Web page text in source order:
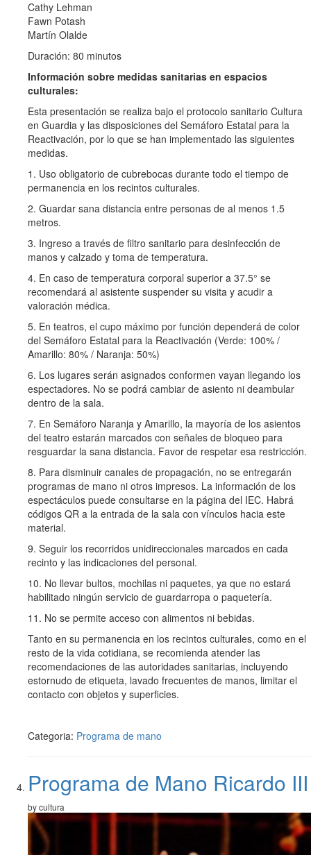
Cathy Lehman
Fawn Potash
Martín Olalde
Duración: 80 minutos
Información sobre medidas sanitarias en espacios
culturales:
Esta presentación se realiza bajo el protocolo sanitario Cultura
en Guardia y las disposiciones del Semáforo Estatal para la
Reactivación, por lo que se han implementado las siguientes
medidas.
1. Uso obligatorio de cubrebocas durante todo el tiempo de
permanencia en los recintos culturales.
2. Guardar sana distancia entre personas de al menos 1.5
metros.
3. Ingreso a través de filtro sanitario para desinfección de
manos y calzado y toma de temperatura.
4. En caso de temperatura corporal superior a 37.5° se
recomendará al asistente suspender su visita y acudir a
valoración médica.
5. En teatros, el cupo máximo por función dependerá de color
del Semáforo Estatal para la Reactivación (Verde: 100% /
Amarillo: 80% / Naranja: 50%)
6. Los lugares serán asignados conformen vayan llegando los
espectadores. No se podrá cambiar de asiento ni deambular
dentro de la sala.
7. En Semáforo Naranja y Amarillo, la mayoría de los asientos
del teatro estarán marcados con señales de bloqueo para
resguardar la sana distancia. Favor de respetar esa restricción.
8. Para disminuir canales de propagación, no se entregarán
programas de mano ni otros impresos. La información de los
espectáculos puede consultarse en la página del IEC. Habrá
códigos QR a la entrada de la sala con vínculos hacia este
material.
9. Seguir los recorridos unidireccionales marcados en cada
recinto y las indicaciones del personal.
10. No llevar bultos, mochilas ni paquetes, ya que no estará
habilitado ningún servicio de guardarropa o paquetería.
11. No se permite acceso con alimentos ni bebidas.
Tanto en su permanencia en los recintos culturales, como en el
resto de la vida cotidiana, se recomienda atender las
recomendaciones de las autoridades sanitarias, incluyendo
estornudo de etiqueta, lavado frecuentes de manos, limitar el
contacto con objetos y superficies.
Categoria: Programa de mano
Programa de Mano Ricardo III
by cultura